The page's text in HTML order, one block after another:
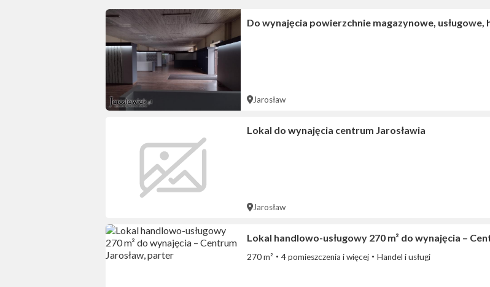
Do wynajęcia powierzchnie magazynowe, usługowe,
Jarosław
Lokal do wynajęcia centrum Jarosławia
Jarosław
Lokal handlowo-usługowy 270 m² do wynajęcia –
270 m² 4 pomieszczenia i więcej Handel i usługi